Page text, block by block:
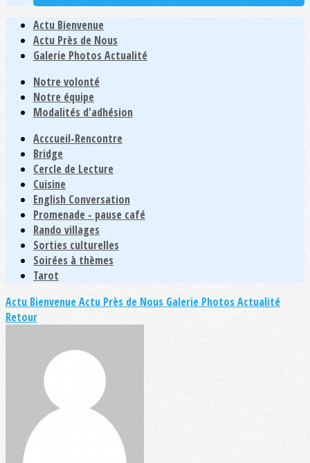
Actu Bienvenue
Actu Près de Nous
Galerie Photos Actualité
Notre volonté
Notre équipe
Modalités d'adhésion
Acccueil-Rencontre
Bridge
Cercle de Lecture
Cuisine
English Conversation
Promenade - pause café
Rando villages
Sorties culturelles
Soirées à thèmes
Tarot
Actu BienvenueActu Près de Nous Galerie Photos Actualité
Retour